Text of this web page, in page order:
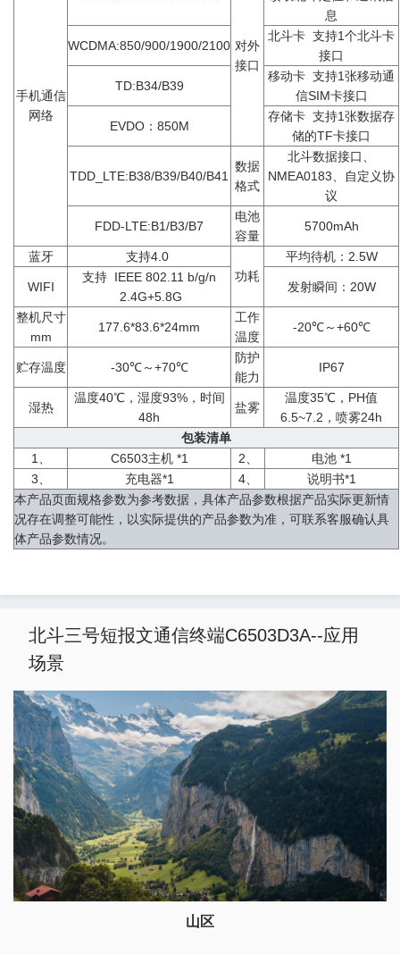
手机通信
网络
对外
接口
息
WCDMA:850/900/1900/2100
北斗卡 支持1个北斗卡
接口
TD:B34/B39
移动卡 支持1张移动通
信SIM卡接口
EVDO：850M
存储卡 支持1张数据存
储的TF卡接口
TDD_LTE:B38/B39/B40/B41
数据
格式
北斗数据接口、
NMEA0183、自定义协
议
FDD-LTE:B1/B3/B7
电池
容量
5700mAh
蓝牙
支持4.0
功耗
平均待机：2.5W
WIFI
支持 IEEE 802.11 b/g/n
2.4G+5.8G
发射瞬间：20W
整机尺寸
mm
177.6*83.6*24mm
工作
温度
-20℃～+60℃
贮存温度 -30℃～+70℃
防护
能力
IP67
湿热
温度40℃，湿度93%，时间
48h
盐雾
温度35℃，PH值
6.5~7.2，喷雾24h
包装清单
1、
C6503主机 *1 2、
电池 *1
3、
充电器*1 4、
说明书*1
本产品页面规格参数为参考数据，具体产品参数根据产品实际更新情
况存在调整可能性，以实际提供的产品参数为准，可联系客服确认具
体产品参数情况。
北斗三号短报文通信终端C6503D3A--应用
场景
山区